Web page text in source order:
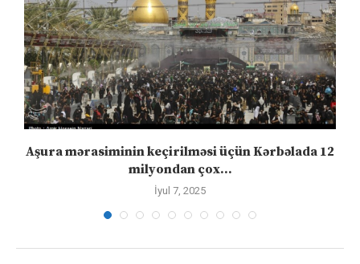
Aşura mərasiminin keçirilməsi üçün Kərbəlada 12
milyondan çox...
İyul 7, 2025